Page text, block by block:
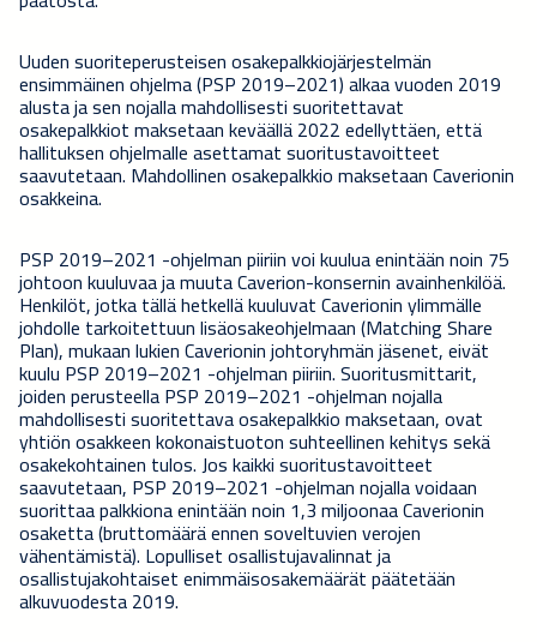
Uuden suoriteperusteisen osakepalkkiojärjestelmän
ensimmäinen ohjelma (PSP 2019–2021) alkaa vuoden 2019
alusta ja sen nojalla mahdollisesti suoritettavat
osakepalkkiot maksetaan keväällä 2022 edellyttäen, että
hallituksen ohjelmalle asettamat suoritustavoitteet
saavutetaan. Mahdollinen osakepalkkio maksetaan Caverionin
osakkeina.
PSP 2019–2021 -ohjelman piiriin voi kuulua enintään noin 75
johtoon kuuluvaa ja muuta Caverion-konsernin avainhenkilöä.
Henkilöt, jotka tällä hetkellä kuuluvat Caverionin ylimmälle
johdolle tarkoitettuun lisäosakeohjelmaan (Matching Share
Plan), mukaan lukien Caverionin johtoryhmän jäsenet, eivät
kuulu PSP 2019–2021 -ohjelman piiriin. Suoritusmittarit,
joiden perusteella PSP 2019–2021 -ohjelman nojalla
mahdollisesti suoritettava osakepalkkio maksetaan, ovat
yhtiön osakkeen kokonaistuoton suhteellinen kehitys sekä
osakekohtainen tulos. Jos kaikki suoritustavoitteet
saavutetaan, PSP 2019–2021 -ohjelman nojalla voidaan
suorittaa palkkiona enintään noin 1,3 miljoonaa Caverionin
osaketta (bruttomäärä ennen soveltuvien verojen
vähentämistä). Lopulliset osallistujavalinnat ja
osallistujakohtaiset enimmäisosakemäärät päätetään
alkuvuodesta 2019.